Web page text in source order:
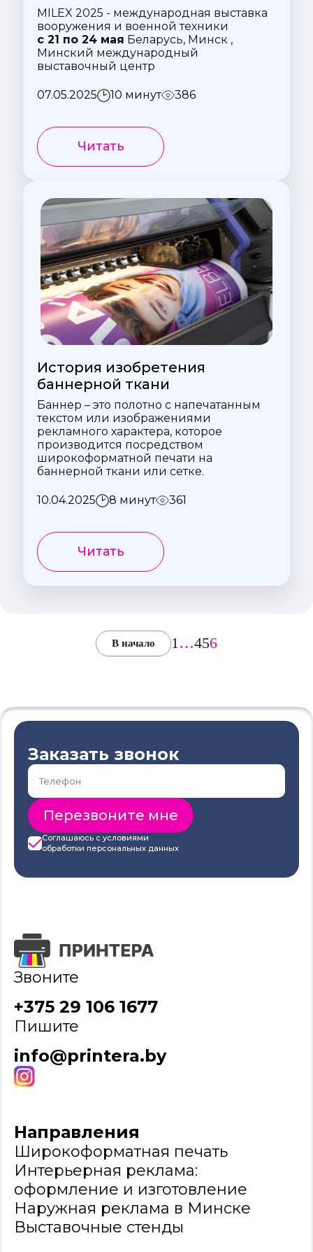
MILEX 2025 - международная выставка
вооружения и военной техники
с 21 по 24 мая Беларусь, Минск ,
Минский международный
выставочный центр
07.05.2025 10 минут 386
Читать
История изобретения
баннерной ткани
Баннер – это полотно с напечатанным
текстом или изображениями
рекламного характера, которое
производится посредством
широкоформатной печати на
баннерной ткани или сетке.
10.04.2025 8 минут 361
Читать
В начало 1…456
Заказать звонок
Соглашаюсь с условиями
обработки персональных данных
Звоните
+375 29 106 1677
Пишите
info@printera.by
Направления
Широкоформатная печать
Интерьерная реклама:
оформление и изготовление
Наружная реклама в Минске
Выставочные стенды